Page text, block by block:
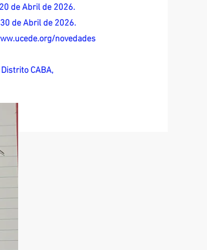
de Abril de 2026.
de Abril de 2026.
novedades
CABA,